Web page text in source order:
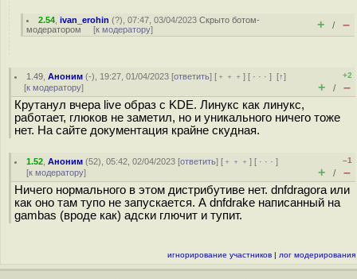
2.54 ,ivan_erohin (?), 07:47, 03/04/2023Скрыто ботом-
модератором [к модератору] + / –
1.49 ,Аноним (-), 19:27, 01/04/2023 [ответить] [ ﹢﹢﹢] [ · · ·][↑]
[к модератору]
+2
+ / –
Крутанул вчера live образ с KDE. Линукс как линукс,
работает, глюков не заметил, но и уникального ничего тоже
нет. На сайте документация крайне скудная.
1.52 ,Аноним (52), 05:42, 02/04/2023 [ответить] [ ﹢﹢﹢] [ · · ·]
[к модератору]
–1
+ / –
Ничего нормального в этом дистрибутиве нет. dnfdragora или
как оно там тупо не запускается. А dnfdrake написанный на
gambas (вроде как) адски глючит и тупит.
игнорирование участников | лог модерирования